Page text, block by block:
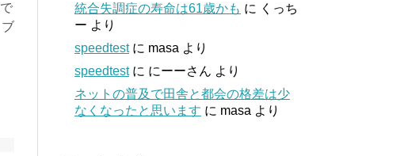
統合失調症の寿命は61歳かも に くっち
ー より
speedtestに masa より
speedtestに にーーさん より
ネットの普及で田舎と都会の格差は少
なくなったと思います に masa より